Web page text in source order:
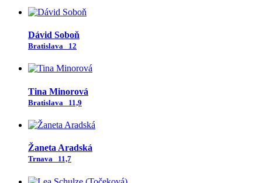
Dávid Soboň
Bratislava 12
Tina Minorová
Bratislava 11,9
Žaneta Aradská
Trnava 11,7